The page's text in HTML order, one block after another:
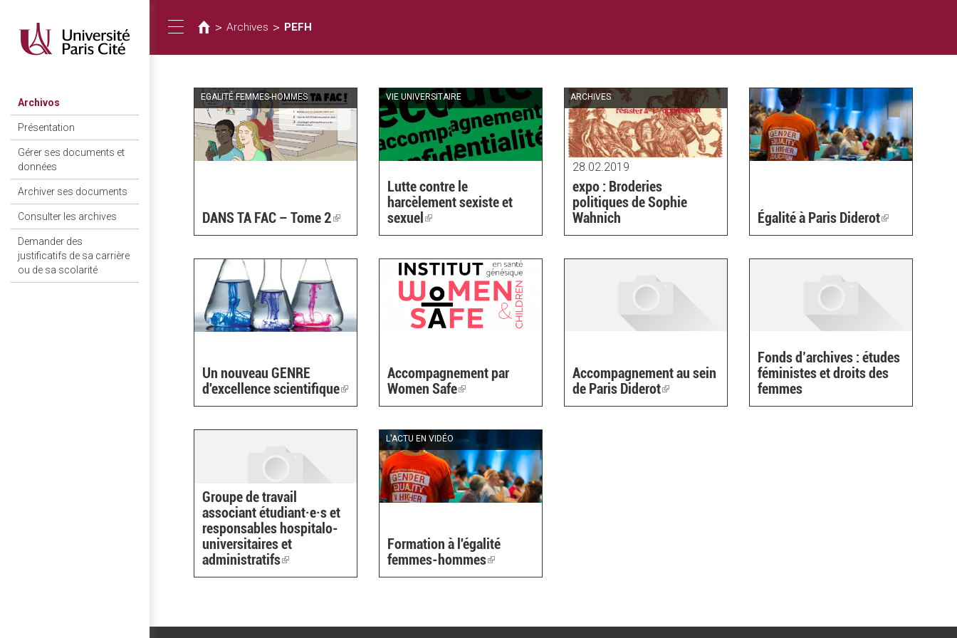
contenido
principal
Archivos
Présentation
Gérer ses documents et
données
Archiver ses documents
Consulter les archives
Demander des
justificatifs de sa carrière
ou de sa scolarité
Toggle
navigation
está
aquí
> Archives > PEFH
EGALITÉ FEMMES-HOMMES
DANS TA FAC – Tome 2(link
is
VIE UNIVERSITAIRE
Lutte contre le
harcèlement sexiste et
sexuel (link
is
ARCHIVES
28.02.2019
expo : Broderies
politiques de Sophie
Wahnich
Égalité à Paris Diderot(link
is
Un nouveau GENRE
d'excellence scientifique(link
is
Accompagnement par
Women Safe(link
is
Accompagnement au sein
de Paris Diderot(link
is
Fonds d’archives : études
féministes et droits des
femmes
Groupe de travail
associant étudiant·e·s et
responsables hospitalo-
universitaires et
administratifs(link
is
L'ACTU EN VIDÉO
Formation à l'égalité
femmes-hommes(link
is